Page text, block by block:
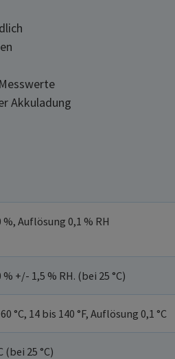
Akkuladung
%, Auflösung 0,1 % RH
% +/- 1,5 % RH. (bei 25 °C)
°C, 14 bis 140 °F, Auflösung 0,1 °C
(bei 25 °C)